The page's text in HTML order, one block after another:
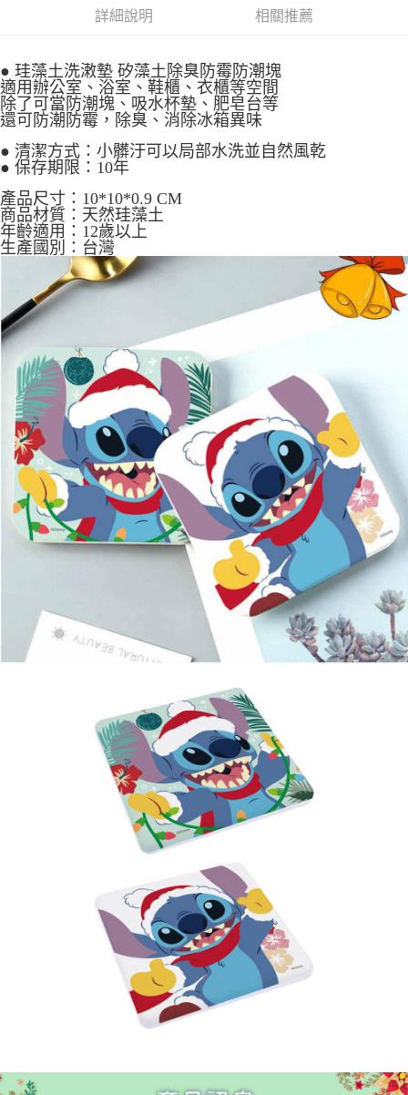
【大哥付你分期使用說明】
1.本服務由台灣大哥大提供，台灣大哥大用戶可立即使用無須另外申請。
2.付款方式選擇「大哥付你分期」，訂單成立後會自動跳轉到大哥付的交易
流程，驗證手機門號後，選擇欲分期的期數、繳款截止日，確認付款後即完
成交易。
3.實際核准額度、可分期數及費用金額請依後續交易確認頁面所載為準。
4.訂單成立30分鐘內，如未前往確認交易或遇審核未通過，訂單將自動取
消。如遇「轉專審核」未通過狀況，表示未達大哥付你分期系統評分，恕無
法說明評估內容。
【繳款方式說明】
1.分期款項不併入電信帳單，「大哥付你分期」於每月結算日後寄送繳費提
醒簡訊。
2.透過簡訊連結打開帳單後，可選擇「超商條碼／台灣大直營門市／銀行轉
帳／街口支付／iPASS MONEY」等通路繳費。
【注意事項】
1.本服務係由「台灣大哥大股份有限公司」（以下簡稱本公司）所提供，讓
用戶於交易時，得透過本服務購買商品或服務，並由商店將買賣／分期付款
買賣價金債權讓與本公司後，依約使用本公司帳單繳交帳款。
2.基於同意付款使用「大哥付你分期」之契約關係目的，商店將以您的個人
資料（包含姓名、電話或地址）提供予台灣大哥大進項蒐集、處理及利用，
由本公司與您本人進行分期帳單所需資料之確認、核對及更正。
3.完整用戶服務條款，請詳閱以下連結：https://oppay.tw/userRule
AFTEE先享後付
相關說明
【關於「AFTEE先享後付」】
AFTEE先享後付是「在收到商品之後才付款」的支付方式。 讓您購物簡單
便利好安心！
２．便利：只要手機號碼，簡訊認證，即可結帳。
３．安心：先確認商品／服務後，再付款。
【「AFTEE先享後付」結帳流程】
１．於結帳方式選擇「AFTEE先享後付」後，將跳轉至「AFTEE先享後付」
結帳頁面，進行簡訊認證並確認金額後，即可完成結帳。
２．訂單成立數日內，您將收到繳費通知簡訊。
３．收到繳費通知簡訊後14天內，點擊此簡訊中的連結，可透過四大超商／
ATM／網路銀行／等多元方式進行付款，方視為交易完成。
※ 請注意：結帳手續完成當下不需立刻繳費，但若您需要取消訂單，請聯絡
購買商品的店家。未經商家同意取消之訂單仍視為有效，需透過AFTEE先享
後付繳納相關費用。
※ 交易是否成功請以「AFTEE先享後付 」之結帳頁面顯示為準，若有關於
是否繳費成功／繳費後需取消欲退款等相關疑問，請聯繫「AFTEE先享後付
客戶支援中心」https://netprotections.freshdesk.com/support/home
【注意事項】
１．透過由恩沛科技股份有限公司提供之「AFTEE先享後付」服務完成之交
易，需依本服務之必要範圍內提供個人資料，並將交易相關給付款項請求債
權轉讓予恩沛科技股份有限公司。
２．關於個人資料處理事宜，請瀏覽以下網址：
https://aftee.tw/terms/#terms3
３．未成年的使用者請事先徵得法定代理人或監護人之同意方可使用
「AFTEE先享後付」，若未經同意申辦者引起之損失，本公司不負相關責
４．使用「AFTEE先享後付」時，將依據個別帳號之用戶狀況，依本公司即
時審查核予不同之上限額度；若仍有額度不足之情形，本公司將視審查結果
請求用戶進行身份認證。
５．嚴禁一人註冊多個帳號或使用他人資訊註冊。若發現惡意使用之情形，
ATM付款
運送方式
付款後全家取貨
每筆NT$100，滿NT$1,200(含以上)免運費
付款後萊爾富取貨
每筆NT$100，滿NT$1,200(含以上)免運費
付款後7-11取貨
每筆NT$100，滿NT$1,200(含以上)免運費
宅配
每筆NT$120，滿NT$1,200(含以上)免運費
宅配-離島
每筆NT$300
詳細說明 相關推薦
● 珪藻土洗潄墊 矽藻土除臭防霉防潮塊
適用辦公室、浴室、鞋櫃、衣櫃等空間
除了可當防潮塊、吸水杯墊、肥皂台等
還可防潮防霉，除臭、消除冰箱異味
● 清潔方式：小髒汙可以局部水洗並自然風乾
● 保存期限：10年
產品尺寸 ：10*10*0.9 CM
商品材質 ：天然珪藻土
年齡適用 ：12歲以上
生產國別
：台灣